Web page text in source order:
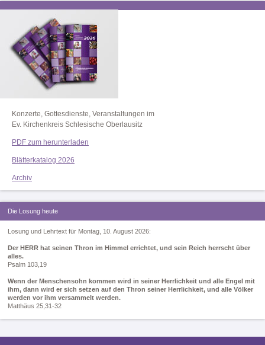
Konzerte, Gottesdienste, Veranstaltungen im
Ev. Kirchenkreis Schlesische Oberlausitz
PDF zum herunterladen
Blätterkatalog 2026
Archiv
Die Losung heute
Losung und Lehrtext für Montag, 10. August 2026:
Der HERR hat seinen Thron im Himmel errichtet, und sein Reich herrscht über
alles.
Psalm 103,19
Wenn der Menschensohn kommen wird in seiner Herrlichkeit und alle Engel mit
ihm, dann wird er sich setzen auf den Thron seiner Herrlichkeit, und alle Völker
werden vor ihm versammelt werden.
Matthäus 25,31-32